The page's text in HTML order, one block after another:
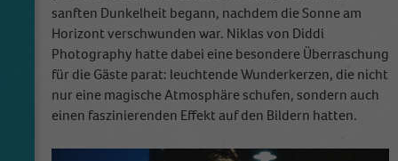
sanften Dunkelheit begann, nachdem die Sonne am
Horizont verschwunden war. Niklas von Diddi
Photography hatte dabei eine besondere Überraschung
für die Gäste parat: leuchtende Wunderkerzen, die nicht
nur eine magische Atmosphäre schufen, sondern auch
einen faszinierenden Effekt auf den Bildern hatten.